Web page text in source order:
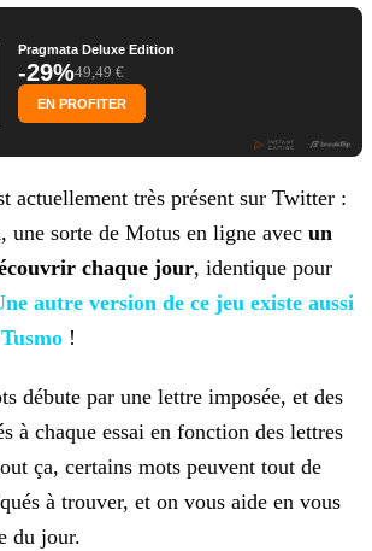
Pragmata Deluxe Edition
-29%49,49 €
EN PROFITER
actuellement très présent sur Twitter :
, une sorte de Motus en ligne avec un
chaque jour, identique pour
autre version de ce jeu existe aussi
!
débute par une lettre imposée, et des
à chaque essai en fonction des lettres
ça, certains mots peuvent tout de
à trouver, et on vous aide en vous
du jour.